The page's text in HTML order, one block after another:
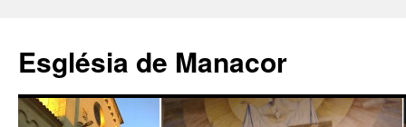
contenido
Església de Manacor